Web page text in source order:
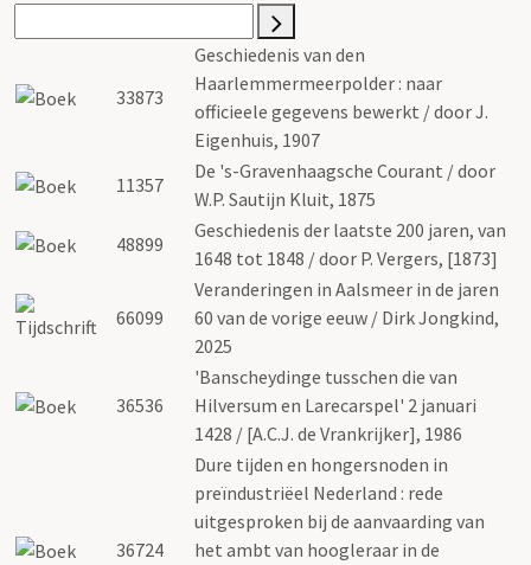
33873
Geschiedenis van den
Haarlemmermeerpolder : naar
officieele gegevens bewerkt / door J.
Eigenhuis, 1907
11357
De 's-Gravenhaagsche Courant / door
W.P. Sautijn Kluit, 1875
48899
Geschiedenis der laatste 200 jaren, van
1648 tot 1848 / door P. Vergers, [1873]
66099
Veranderingen in Aalsmeer in de jaren
60 van de vorige eeuw / Dirk Jongkind,
2025
36536
'Banscheydinge tusschen die van
Hilversum en Larecarspel' 2 januari
1428 / [A.C.J. de Vrankrijker], 1986
36724
Dure tijden en hongersnoden in
preïndustriëel Nederland : rede
uitgesproken bij de aanvaarding van
het ambt van hoogleraar in de